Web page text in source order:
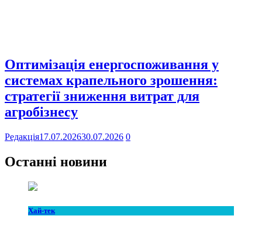
Оптимізація енергоспоживання у
системах крапельного зрошення:
стратегії зниження витрат для
агробізнесу
Редакція17.07.202630.07.2026 0
Останні новини
Хай-тек